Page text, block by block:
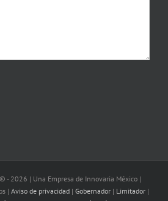
- 2026 | Una Empresa de Innovaria México |
| Aviso de privacidad | Gobernador | Limitador |